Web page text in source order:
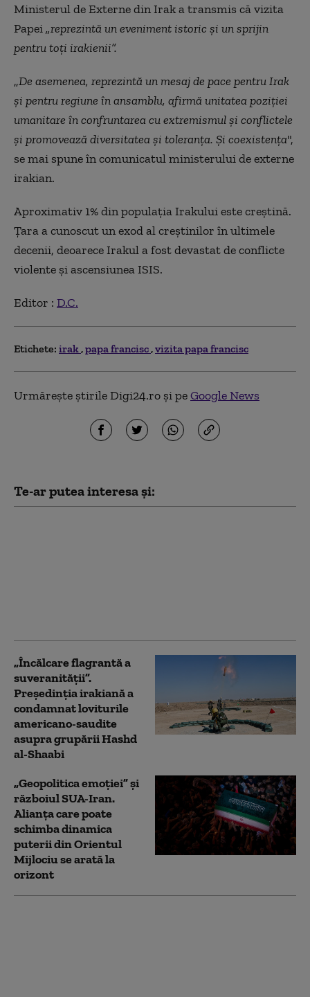
Ministerul de Externe din Irak a transmis că vizita
Papei„reprezintă un eveniment istoric și un sprijin
pentru toți irakienii”.
„De asemenea, reprezintă un mesaj de pace pentru Irak
și pentru regiune în ansamblu, afirmă unitatea poziției
umanitare în confruntarea cu extremismul și conflictele
și promovează diversitatea și toleranța. Și coexistența",
se mai spune în comunicatul ministerului de externe
irakian.
Aproximativ 1% din populația Irakului este creștină.
Țara a cunoscut un exod al creștinilor în ultimele
decenii, deoarece Irakul a fost devastat de conflicte
violente și ascensiunea ISIS.
Editor : D.C.
Etichete: irak papa francisc vizita papa francisc
Urmărește știrile Digi24.ro și peGoogle News
Te-ar putea interesa și:
„Încălcare flagrantă a
suveranităţii”.
Preşedinţia irakiană a
condamnat loviturile
americano-saudite
asupra grupării Hashd
al-Shaabi
„Geopolitica emoției” și
războiul SUA-Iran.
Alianța care poate
schimba dinamica
puterii din Orientul
Mijlociu se arată la
orizont